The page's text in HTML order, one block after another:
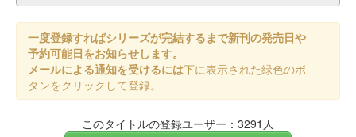
一度登録すればシリーズが完結するまで新刊の発売日や
予約可能日をお知らせします。
メールによる通知を受けるには下に表示された緑色のボ
タンをクリックして登録。
このタイトルの登録ユーザー：3291人